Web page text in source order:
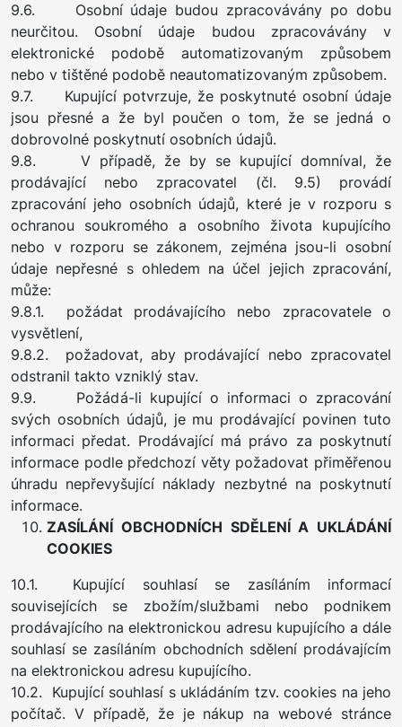
9.6. Osobní údaje budou zpracovávány po dobu
neurčitou. Osobní údaje budou zpracovávány v
elektronické podobě automatizovaným způsobem
nebo v tištěné podobě neautomatizovaným způsobem.
9.7. Kupující potvrzuje, že poskytnuté osobní údaje
jsou přesné a že byl poučen o tom, že se jedná o
dobrovolné poskytnutí osobních údajů.
9.8. V případě, že by se kupující domníval, že
prodávající nebo zpracovatel (čl. 9.5) provádí
zpracování jeho osobních údajů, které je v rozporu s
ochranou soukromého a osobního života kupujícího
nebo v rozporu se zákonem, zejména jsou-li osobní
údaje nepřesné s ohledem na účel jejich zpracování,
může:
9.8.1. požádat prodávajícího nebo zpracovatele o
vysvětlení,
9.8.2. požadovat, aby prodávající nebo zpracovatel
odstranil takto vzniklý stav.
9.9. Požádá-li kupující o informaci o zpracování
svých osobních údajů, je mu prodávající povinen tuto
informaci předat. Prodávající má právo za poskytnutí
informace podle předchozí věty požadovat přiměřenou
úhradu nepřevyšující náklady nezbytné na poskytnutí
informace.
ZASÍLÁNÍ OBCHODNÍCH SDĚLENÍ A UKLÁDÁNÍ
COOKIES
10.1. Kupující souhlasí se zasíláním informací
souvisejících se zbožím/službami nebo podnikem
prodávajícího na elektronickou adresu kupujícího a dále
souhlasí se zasíláním obchodních sdělení prodávajícím
na elektronickou adresu kupujícího.
10.2. Kupující souhlasí s ukládáním tzv. cookies na jeho
počítač. V případě, že je nákup na webové stránce